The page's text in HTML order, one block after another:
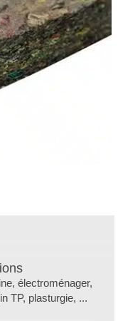
électroménager,
TP, plasturgie, ...